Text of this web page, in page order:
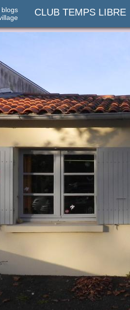
blogs
CLUB TEMPS LIBRE